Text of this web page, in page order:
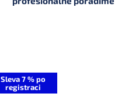
Sleva 7 % po
registraci